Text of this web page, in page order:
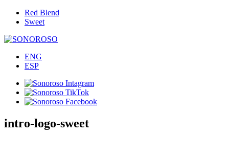
Red Blend
Sweet
ENG
ESP
intro-logo-sweet